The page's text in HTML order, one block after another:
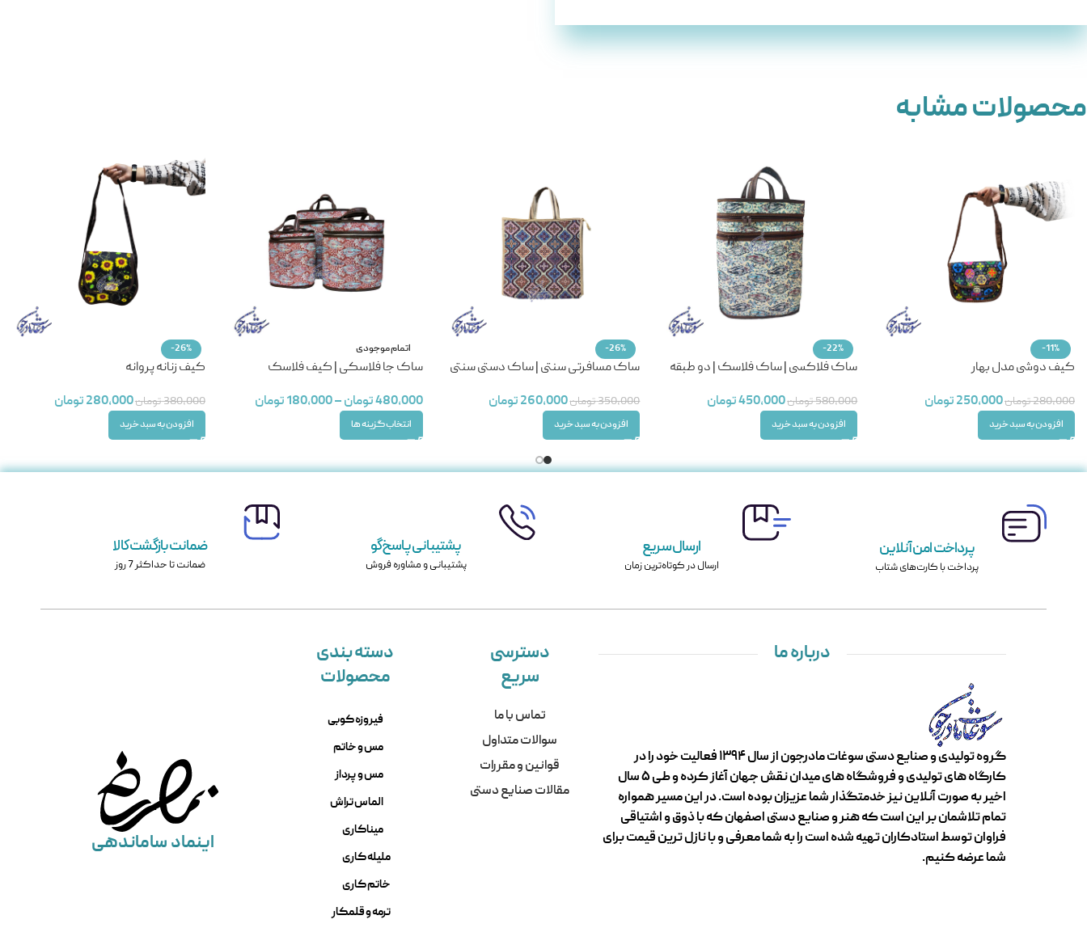
محصولات مشابه
-11%
کیف دوشی مدل بهار
280,000تومان250,000تومان
افزودن به سبد خرید
-22%
ساک فلاکسی | ساک فلاسک | دو طبقه
580,000تومان450,000تومان
افزودن به سبد خرید
-26%
ساک مسافرتی سنتی | ساک دستی سنتی
350,000تومان260,000تومان
افزودن به سبد خرید
اتمام موجودی
ساک جا فلاسکی | کیف فلاسک
480,000تومان–
180,000تومان
انتخاب گزینه ها
-26%
کیف زنانه پروانه
380,000تومان280,000تومان
افزودن به سبد خرید
پرداخت امن آنلاین
پرداخت با کارت‌های شتاب
ارسال سریع
ارسال در کوتاه‌ترین زمان
پشتیبانی پاسخ‌گو
پشتیبانی و مشاوره فروش
ضمانت بازگشت کالا
ضمانت تا حداکثر 7 روز
درباره ما
گروه تولیدی و صنایع دستی سوغات مادرجون از سال ۱۳۹۴ فعالیت خود را در
کارگاه های تولیدی و فروشگاه های میدان نقش جهان آغاز کرده و طی ۵ سال
اخیر به صورت آنلاین نیز خدمتگذار شما عزیزان بوده است. در این مسیر همواره
تمام تلاشمان بر این است که هنر و صنایع دستی اصفهان که با ذوق و اشتیاقی
فراوان توسط استادکاران تهیه شده است را به شما معرفی و با نازل ترین قیمت برای
شما عرضه کنیم.
دسترسی
سریع
تماس با ما
سوالات متداول
قوانین و مقررات
مقالات صنایع دستی
دسته بندی
محصولات
فیروزه کوبی
مس و خاتم
مس و پرداز
الماس تراش
میناکاری
ملیله کاری
خاتم کاری
ترمه و قلمکار
اینمادساماندهی